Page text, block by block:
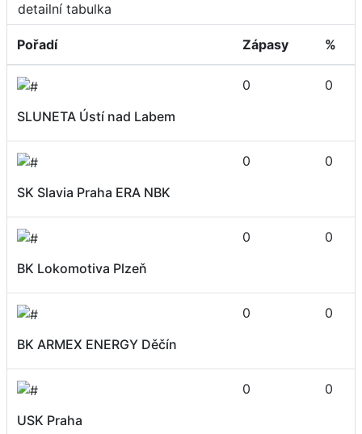
detailní tabulka
Pořadí Zápasy %
SLUNETA Ústí nad Labem
0 0
SK Slavia Praha ERA NBK
0 0
BK Lokomotiva Plzeň
0 0
BK ARMEX ENERGY Děčín
0 0
USK Praha
0 0